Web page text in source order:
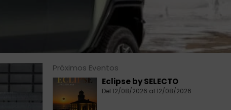
Próximos Eventos
Eclipse by SELECTO
Del 12/08/2026 al 12/08/2026